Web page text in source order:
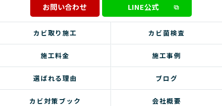
お問い合わせ LINE公式
カビ取り施工 カビ菌検査
施工料金 施工事例
選ばれる理由 ブログ
カビ対策ブック 会社概要